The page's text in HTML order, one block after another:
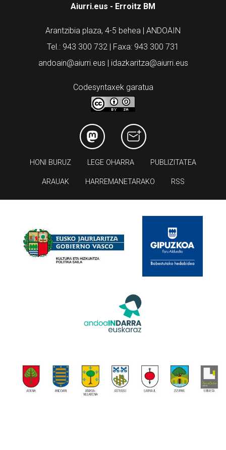
Aiurri.eus - Erroitz BM
Arantzibia plaza, 4-5 behea | ANDOAIN
Tel.: 943 300 732 | Faxa: 943 300 731
andoain@aiurri.eus | idazkaritza@aiurri.eus
Codesyntaxek garatua
HONI BURUZ LEGE OHARRA PUBLIZITATEA
ARAUAK HARREMANETARAKO RSS